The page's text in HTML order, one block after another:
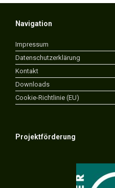
Navigation
Impressum
Datenschutzerklärung
Kontakt
Downloads
Cookie-Richtlinie (EU)
Projektförderung